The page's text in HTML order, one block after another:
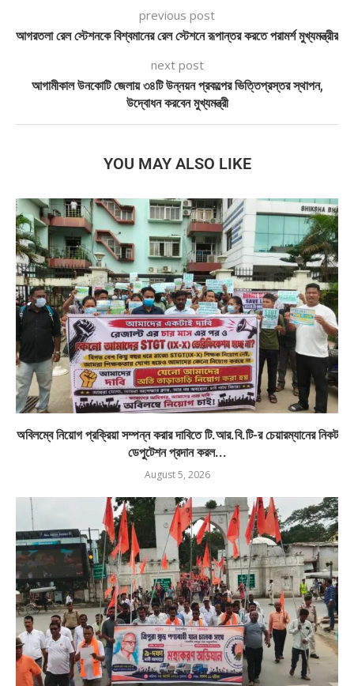
previous post
আগরতলা রেল স্টেশনকে বিশ্বমানের রেল স্টেশনে রূপান্তর করতে পরামর্শ মুখ্যমন্ত্রীর
next post
আগামীকাল উনকোটি জেলায় ৩৪টি উন্নয়ন প্রকল্পের ভিত্তিপ্রস্তর স্থাপন,
উদ্বোধন করবেন মুখ্যমন্ত্রী
YOU MAY ALSO LIKE
অবিলম্বে নিয়োগ প্রক্রিয়া সম্পন্ন করার দাবিতে টি.আর.বি.টি-র চেয়ারম্যানের নিকট
ডেপুটেশন প্রদান করল...
August 5, 2026